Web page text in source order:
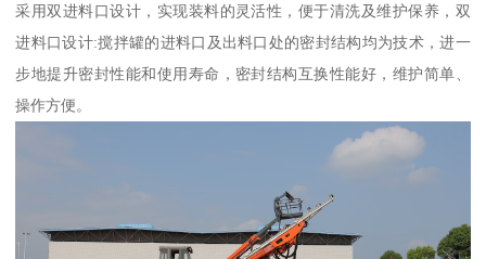
采用双进料口设计，实现装料的灵活性，便于清洗及维护保养，双
进料口设计:搅拌罐的进料口及出料口处的密封结构均为技术，进一
步地提升密封性能和使用寿命，密封结构互换性能好，维护简单、
操作方便。